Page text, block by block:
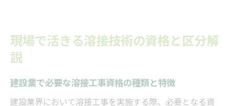
現場で活きる溶接技術の資格と区分解
説
建設業で必要な溶接工事資格の種類と特徴
建設業界において溶接工事を実施する際、必要となる資